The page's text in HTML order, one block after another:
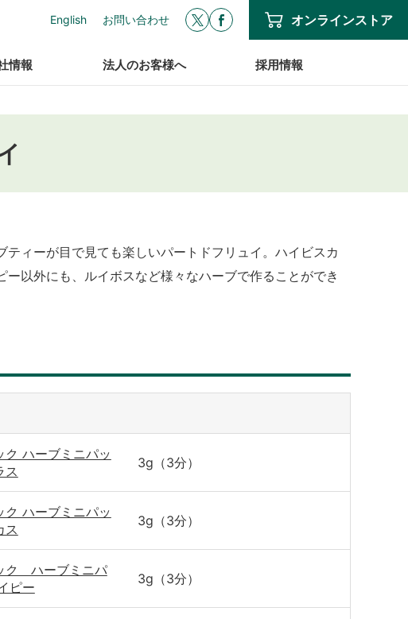
情報 法人のお客様へ 採用情報
オンラインストア
English お問い合わせ
ティーが目で見ても楽しいパートドフリュイ。ハイビスカ
ー以外にも、ルイボスなど様々なハーブで作ることができ
ク ハーブミニパッ
ス
3g（3分）
ク ハーブミニパッ
ス
3g（3分）
ク ハーブミニパ
ピー
3g（3分）